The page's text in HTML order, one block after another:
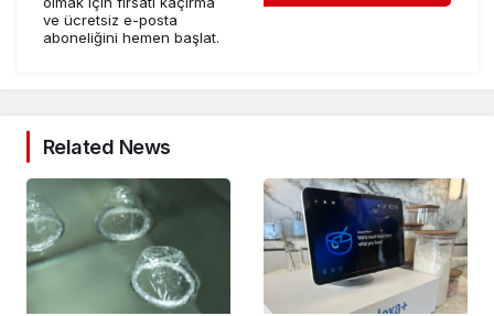
ve ücretsiz e-posta
aboneliğini hemen başlat.
Related News